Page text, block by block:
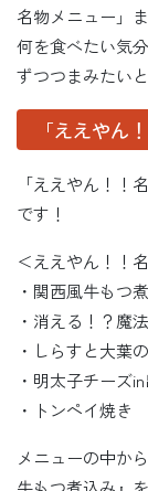
名物メニュー」
何を食べたい気
ずつつまみたい
「ええやん
「ええやん！！
です！
＜ええやん！！
・関西風牛もつ
・消える！？魔
・しらすと大葉
・明太子チーズ
・トンペイ焼き
メニューの中か